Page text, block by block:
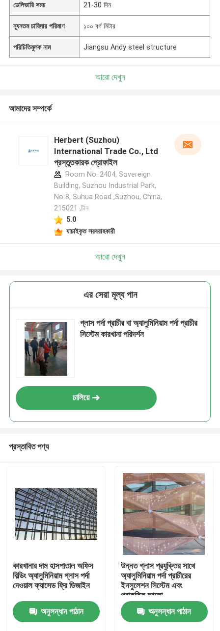
বাড়ি
ডেলিভারি সময় 21-30 দিন
ন্যূনতম চাহিদার পরিমাণ ১০০ বর্গ মিটার
পরিচিতিমুলক নাম Jiangsu Andy steel structure
আরো দেখুন
আমাদের সম্পর্কে
Herbert (Suzhou)
International Trade Co., Ltd
প্রস্তুতকারক প্রোফাইল
Room No. 2404, Sovereign
Building, Suzhou Industrial Park,
No 8, Suhua Road ,Suzhou, China,
215021 ,চীন
5.0
যাচাইকৃত সরবরাহকারী
আরো দেখুন
এর সেরা মূল্য পান
গ্লাস পর্দা প্রাচীর বা অ্যালুমিনিয়াম পর্দা প্রাচীর
সিস্টেম কারখানা পরিদর্শন
চালিয়ে
প্রস্তাবিত পণ্য
কারখানার দাম হাসপাতাল অফিস
বিল্ডিং অ্যালুমিনিয়াম গ্লাস পর্দা
দেওয়াল ফ্যাসেড ফ্রি ডিজাইন
অনুসন্ধান পাঠান
উন্নত গ্লাস প্রযুক্তির সাথে
অ্যালুমিনিয়াম পর্দা প্রাচীরের
ইনসুলেশন সিস্টেম এবং
প্রাকৃতিক আলো
অনুসন্ধান পাঠান